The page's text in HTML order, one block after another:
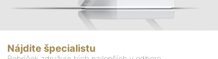
Nájdite špecialistu